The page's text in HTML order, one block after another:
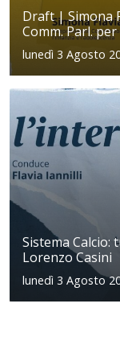
Draft | Simona
Comm. Parl. per
lunedì 3 Agosto
Sistema Calcio:
Lorenzo Casini
lunedì 3 Agosto